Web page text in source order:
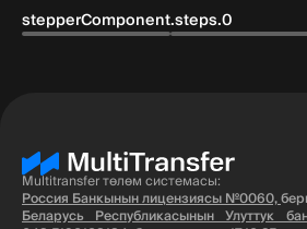
stepperComponent.steps.0
Multitransfer төлөм системасы:
Россия Банкынын лицензиясы №0060,
Беларусь Республикасынын Улуттук